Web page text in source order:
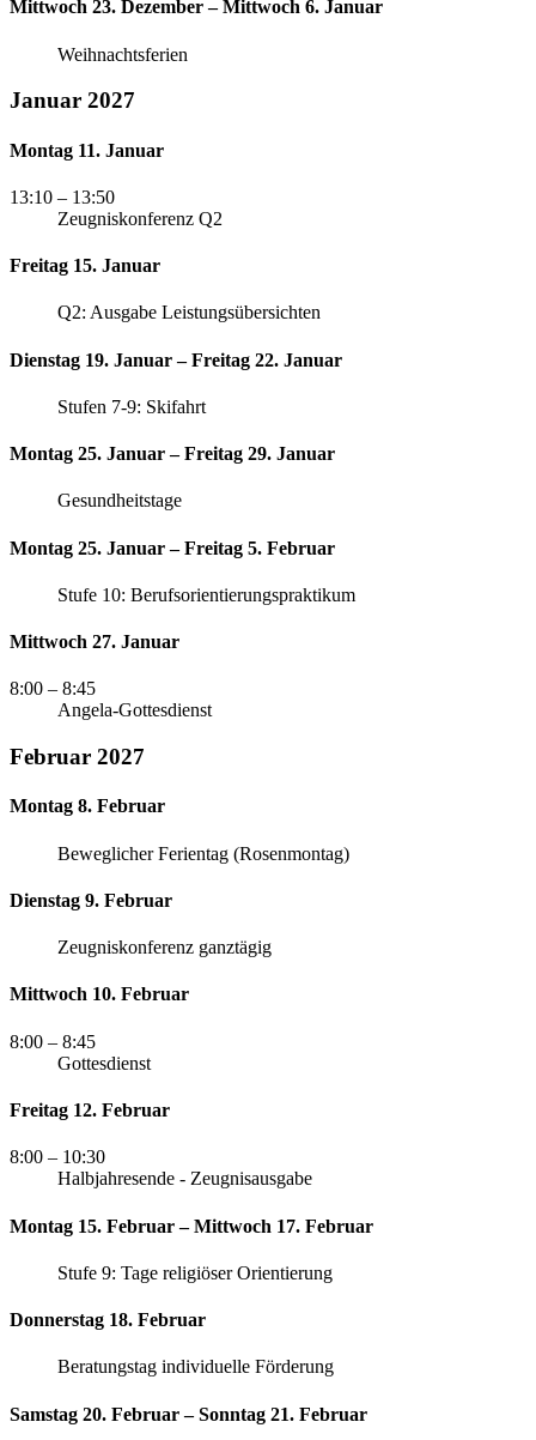
Mittwoch 23. Dezember – Mittwoch 6. Januar
Weihnachtsferien
Januar 2027
Montag 11. Januar
13:10 – 13:50
Zeugniskonferenz Q2
Freitag 15. Januar
Q2: Ausgabe Leistungsübersichten
Dienstag 19. Januar – Freitag 22. Januar
Stufen 7-9: Skifahrt
Montag 25. Januar – Freitag 29. Januar
Gesundheitstage
Montag 25. Januar – Freitag 5. Februar
Stufe 10: Berufsorientierungspraktikum
Mittwoch 27. Januar
8:00 – 8:45
Angela-Gottesdienst
Februar 2027
Montag 8. Februar
Beweglicher Ferientag (Rosenmontag)
Dienstag 9. Februar
Zeugniskonferenz ganztägig
Mittwoch 10. Februar
8:00 – 8:45
Gottesdienst
Freitag 12. Februar
8:00 – 10:30
Halbjahresende - Zeugnisausgabe
Montag 15. Februar – Mittwoch 17. Februar
Stufe 9: Tage religiöser Orientierung
Donnerstag 18. Februar
Beratungstag individuelle Förderung
Samstag 20. Februar – Sonntag 21. Februar